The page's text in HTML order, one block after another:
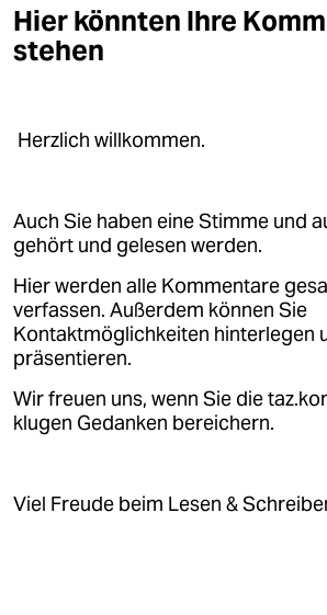
Hier könnten Ihre
stehen
Herzlich willkommen.
Auch Sie haben eine Stimme und
gehört und gelesen werden.
Hier werden alle Kommentare
verfassen. Außerdem können Sie
Kontaktmöglichkeiten hinterlegen
präsentieren.
Wir freuen uns, wenn Sie die
klugen Gedanken bereichern.
Viel Freude beim Lesen &